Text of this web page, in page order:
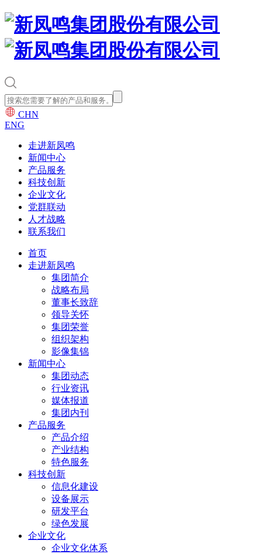
CHN
ENG
走进新凤鸣
新闻中心
产品服务
科技创新
企业文化
党群联动
人才战略
联系我们
首页
走进新凤鸣
集团简介
战略布局
董事长致辞
领导关怀
集团荣誉
组织架构
影像集锦
新闻中心
集团动态
行业资讯
媒体报道
集团内刊
产品服务
产品介绍
产业结构
特色服务
科技创新
信息化建设
设备展示
研发平台
绿色发展
企业文化
企业文化体系